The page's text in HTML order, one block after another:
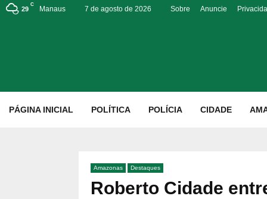
29
C
Manaus 7 de agosto de 2026 Sobre Anuncie
PÁGINA INICIAL POLÍTICA POLÍCIA CIDADE
Amazonas Destaques
Roberto Cidade